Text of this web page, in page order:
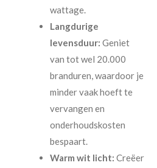
wattage.
Langdurige
levensduur: Geniet
van tot wel 20.000
branduren, waardoor je
minder vaak hoeft te
vervangen en
onderhoudskosten
bespaart.
Warm wit licht: Creëer